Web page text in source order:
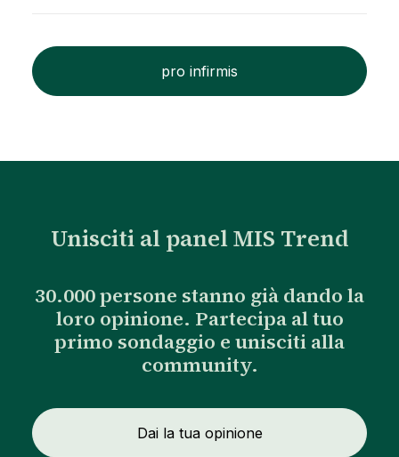
pro infirmis
Unisciti al panel MIS Trend
30.000 persone stanno già dando la
loro opinione. Partecipa al tuo
primo sondaggio e unisciti alla
community.
Dai la tua opinione